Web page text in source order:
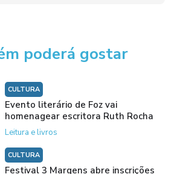
poderá gostar
CULTURA
Evento literário de Foz vai
homenagear escritora Ruth Rocha
Leitura e livros
CULTURA
Festival 3 Margens abre inscrições